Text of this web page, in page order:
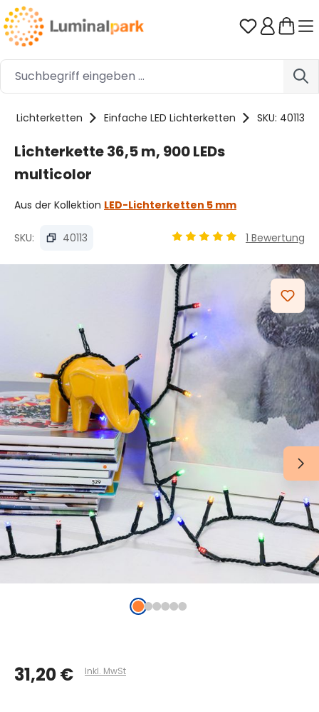
Zum Hauptinhalt springen Du hast 0
Lichterketten Einfache LED Lichterketten SKU: 40113
Lichterkette 36,5 m, 900 LEDs
multicolor
Aus der Kollektion LED-Lichterketten 5 mm
SKU: 40113 1 Bewertung
31,20 € Inkl. MwSt